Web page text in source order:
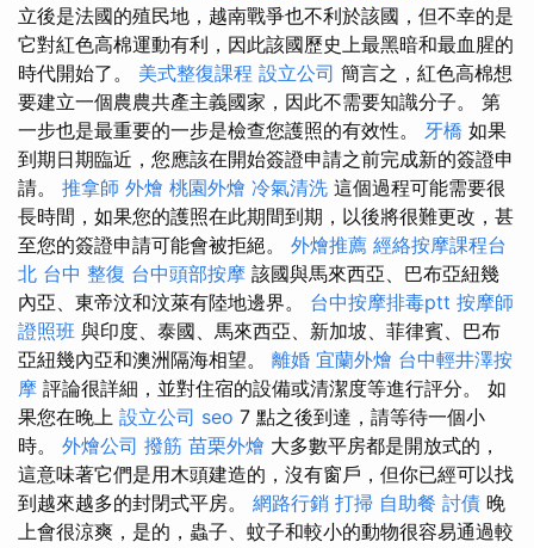
立後是法國的殖民地，越南戰爭也不利於該國，但不幸的是
它對紅色高棉運動有利，因此該國歷史上最黑暗和最血腥的
時代開始了。 美式整復課程 設立公司 簡言之，紅色高棉想
要建立一個農農共產主義國家，因此不需要知識分子。 第
一步也是最重要的一步是檢查您護照的有效性。 牙橋 如果
到期日期臨近，您應該在開始簽證申請之前完成新的簽證申
請。 推拿師 外燴 桃園外燴 冷氣清洗 這個過程可能需要很
長時間，如果您的護照在此期間到期，以後將很難更改，甚
至您的簽證申請可能會被拒絕。 外燴推薦 經絡按摩課程台
北 台中 整復 台中頭部按摩 該國與馬來西亞、巴布亞紐幾
內亞、東帝汶和汶萊有陸地邊界。 台中按摩排毒ptt 按摩師
證照班 與印度、泰國、馬來西亞、新加坡、菲律賓、巴布
亞紐幾內亞和澳洲隔海相望。 離婚 宜蘭外燴 台中輕井澤按
摩 評論很詳細，並對住宿的設備或清潔度等進行評分。 如
果您在晚上 設立公司 seo 7 點之後到達，請等待一個小
時。 外燴公司 撥筋 苗栗外燴 大多數平房都是開放式的，
這意味著它們是用木頭建造的，沒有窗戶，但你已經可以找
到越來越多的封閉式平房。 網路行銷 打掃 自助餐 討債 晚
上會很涼爽，是的，蟲子、蚊子和較小的動物很容易通過較